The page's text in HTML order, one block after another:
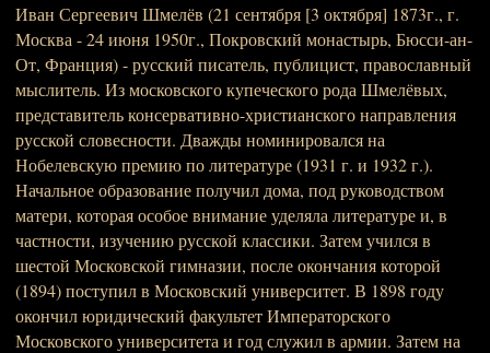
Иван Сергеевич Шмелёв (21 сентября [3 октября] 1873г., г.
Москва - 24 июня 1950г., Покровский монастырь, Бюсси-ан-
От, Франция) - русский писатель, публицист, православный
мыслитель. Из московского купеческого рода Шмелёвых,
представитель консервативно-христианского направления
русской словесности. Дважды номинировался на
Нобелевскую премию по литературе (1931 г. и 1932 г.).
Начальное образование получил дома, под руководством
матери, которая особое внимание уделяла литературе и, в
частности, изучению русской классики. Затем учился в
шестой Московской гимназии, после окончания которой
(1894) поступил в Московский университет. В 1898 году
окончил юридический факультет Императорского
Московского университета и год служил в армии. Затем на